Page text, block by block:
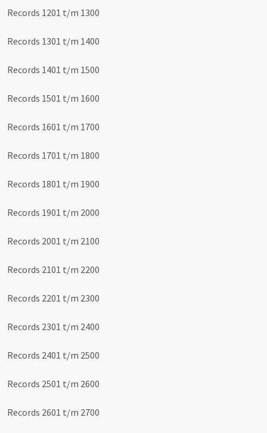
Records 1201 t/m 1300
Records 1301 t/m 1400
Records 1401 t/m 1500
Records 1501 t/m 1600
Records 1601 t/m 1700
Records 1701 t/m 1800
Records 1801 t/m 1900
Records 1901 t/m 2000
Records 2001 t/m 2100
Records 2101 t/m 2200
Records 2201 t/m 2300
Records 2301 t/m 2400
Records 2401 t/m 2500
Records 2501 t/m 2600
Records 2601 t/m 2700